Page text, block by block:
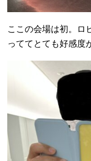
ここの会場は初。ロ
っててとても好感度